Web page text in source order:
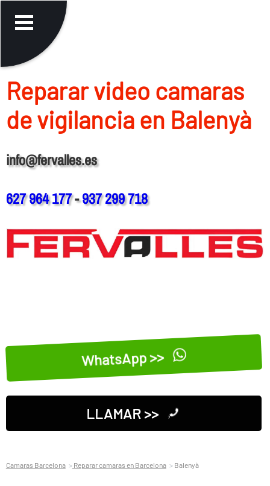
Reparar video camaras
de vigilancia en Balenyà
info@fervalles.es
627 964 177-937 299 718
WhatsApp >>
LLAMAR >>
Camaras Barcelona Reparar camaras en Barcelona Balenyà